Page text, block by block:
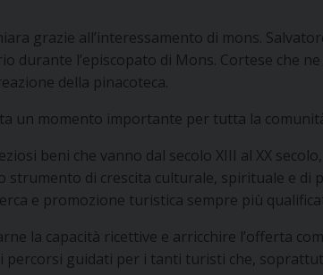
grazie all’interessamento di mons.
durante l’episcopato di Mons. Cortese che
della pinacoteca.
un momento importante per tutta la
beni che vanno dal secolo XIII al XX
strumento di crescita culturale, spirituale e
e promozione turistica sempre più
la capacità ricettive e arricchire l’offerta
percorsi guidati per i tanti turisti che,